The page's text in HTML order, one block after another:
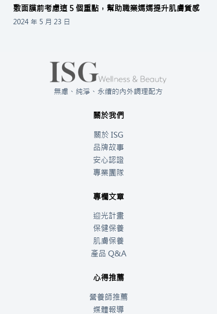
敷面膜前考慮這 5 個重點，幫助職業媽媽提升肌膚質感
2024 年 5 月 23 日
無慮、純淨、永續的內外調理配方
關於我們
關於 ISG
品牌故事
安心認證
專業團隊
專欄文章
迎光計畫
保健保養
肌膚保養
產品 Q&A
心得推薦
營養師推薦
媒體報導